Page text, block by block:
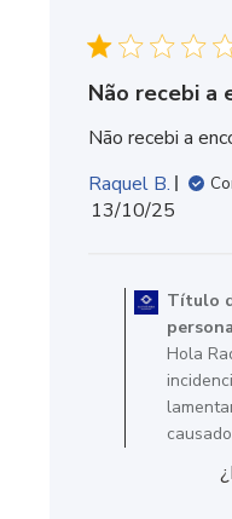
Não recebi a
Não recebi a
Raquel B.
Fecha
13/10/25
Título
Hola
causado